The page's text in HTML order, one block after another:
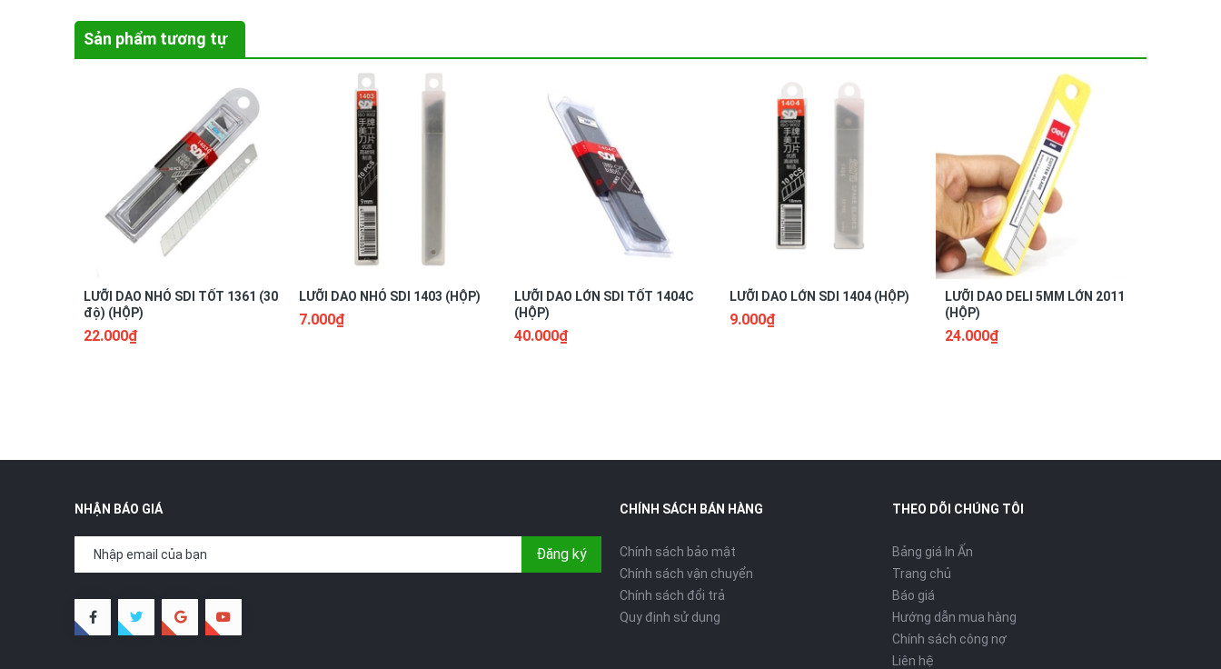
Sản phẩm tương tự
LƯỠI DAO NHỎ SDI TỐT 1361 (30
độ) (HỘP)
22.000₫
LƯỠI DAO NHỎ SDI 1403 (HỘP)
7.000₫
LƯỠI DAO LỚN SDI TỐT 1404C
(HỘP)
40.000₫
LƯỠI DAO LỚN SDI 1404 (HỘP)
9.000₫
LƯỠI DAO DELI 5MM LỚN 2011
(HỘP)
24.000₫
NHẬN BÁO GIÁ
Đăng ký
CHÍNH SÁCH BÁN HÀNG
Chính sách bảo mật
Chính sách vận chuyển
Chính sách đổi trả
Quy định sử dụng
THEO DÕI CHÚNG TÔI
Bảng giá In Ấn
Trang chủ
Báo giá
Hướng dẫn mua hàng
Chính sách công nợ
Liên hệ